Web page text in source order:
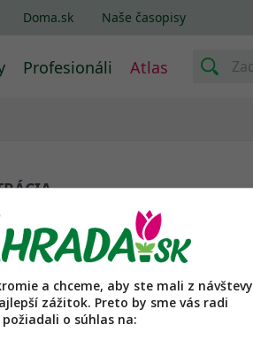
Doma.sk Naše časopisy
Profesionáli Atlas
a chceme, aby ste mali z návštevy
zážitok. Preto by sme vás radi
požiadali o súhlas na: